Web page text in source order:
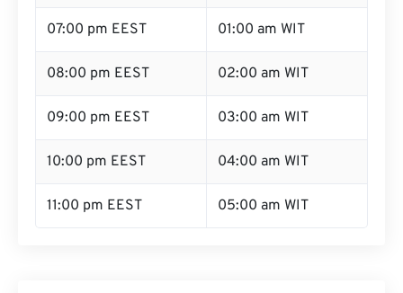
07:00 pm EEST 01:00 am WIT
08:00 pm EEST 02:00 am WIT
09:00 pm EEST 03:00 am WIT
10:00 pm EEST 04:00 am WIT
11:00 pm EEST 05:00 am WIT